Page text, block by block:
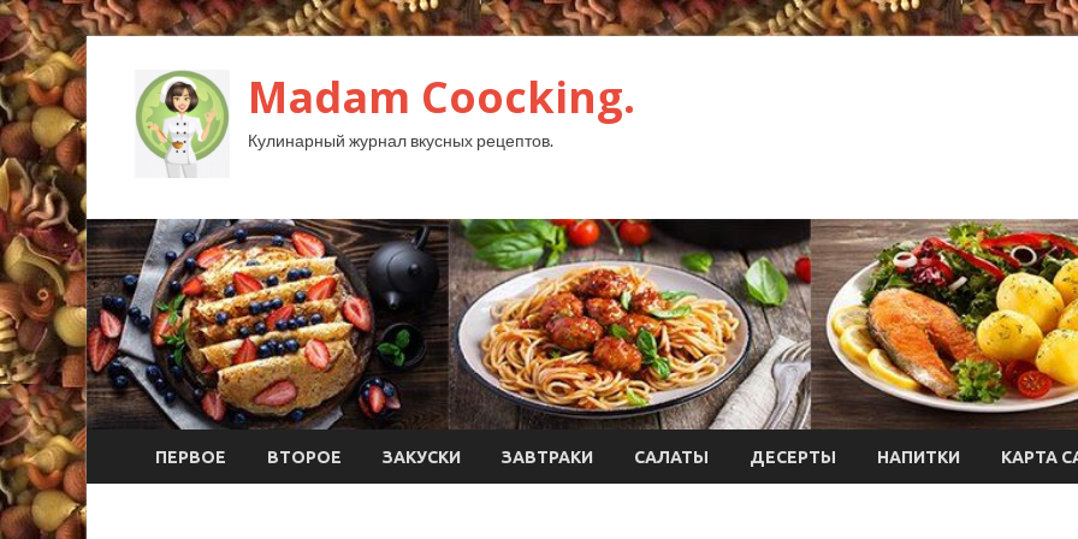
Madam Coocking.
Кулинарный журнал вкусных рецептов.
ПЕРВОЕ ВТОРОЕ ЗАКУСКИ ЗАВТРАКИ САЛАТЫ ДЕСЕРТЫ НАПИТКИ КАРТА